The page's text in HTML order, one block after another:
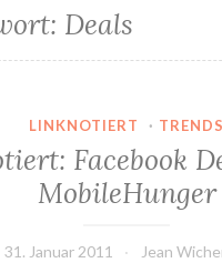
Deals
LINKNOTIERT · TRENDS
Facebook
MobileHunger
31. Januar 2011
Jean